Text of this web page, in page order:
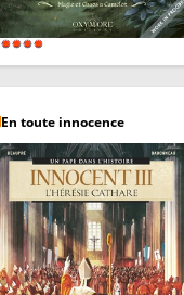
En toute innocence